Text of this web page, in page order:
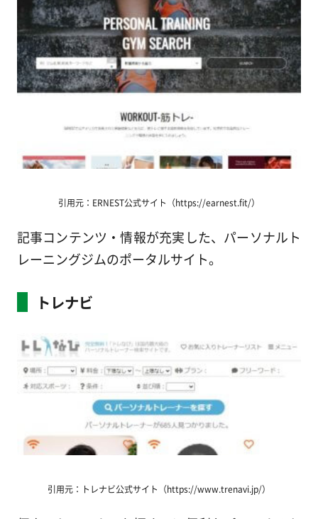
引用元：ERNEST公式サイト（https://earnest.fit/）
記事コンテンツ・情報が充実した、パーソナルト
レーニングジムのポータルサイト。
トレナビ
引用元：トレナビ公式サイト（https://www.trenavi.jp/）